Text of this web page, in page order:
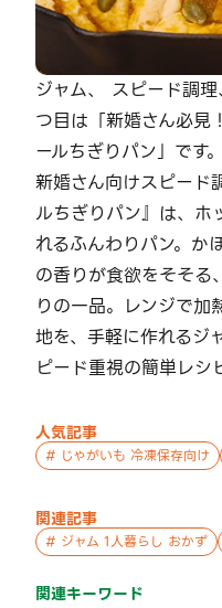
ジャム、 スピード調
つ目は「新婚さん必見
ールちぎりパン」です。
新婚さん向けスピード
ルちぎりパン』は、ホ
れるふんわりパン。か
の香りが食欲をそそる
りの一品。レンジで加
地を、手軽に作れるジ
ピード重視の簡単レシ
人気記事
# じゃがいも 冷凍保存向け
関連記事
# ジャム 1人暮らし おかず
関連キーワード